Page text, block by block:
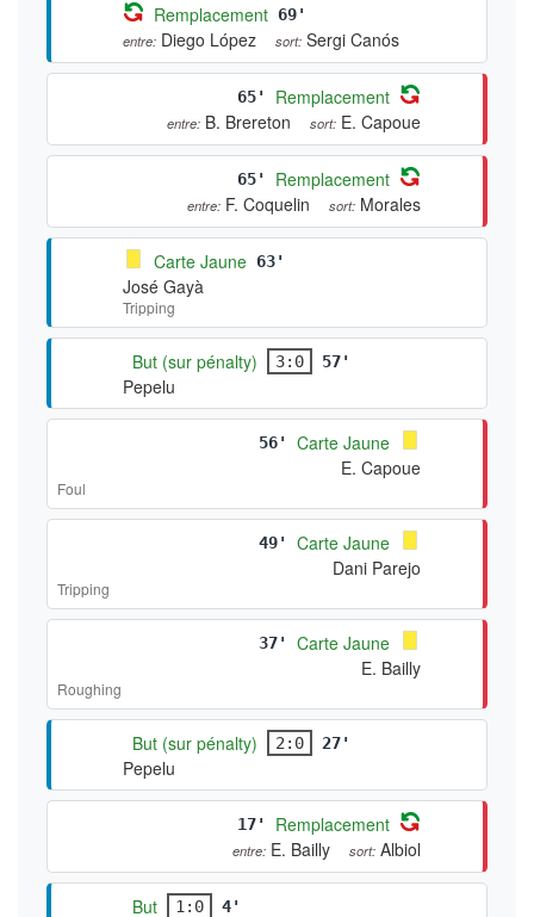
Remplacement
entre: Diego López
sort: Sergi Canós
65' Remplacement
entre: B. Brereton sort: E. Capoue
65' Remplacement
entre: F. Coquelin sort: Morales
Carte Jaune
José Gayà
Tripping
But (sur pénalty)
Pepelu
Carte Jaune
Foul
Carte Jaune
Tripping
Carte Jaune
Roughing
But (sur pénalty)
Pepelu
17' Remplacement
entre: E. Bailly sort: Albiol